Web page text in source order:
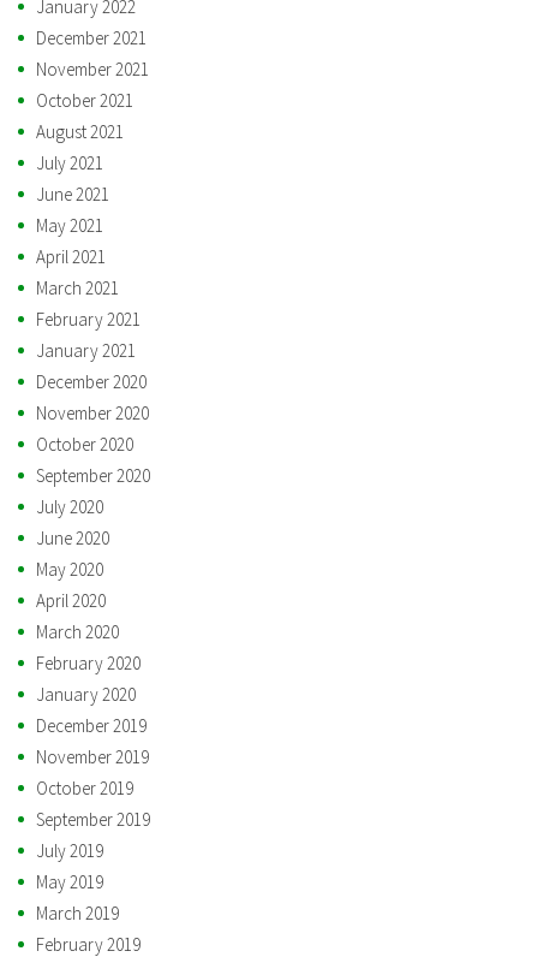
January 2022
December 2021
November 2021
October 2021
August 2021
July 2021
June 2021
May 2021
April 2021
March 2021
February 2021
January 2021
December 2020
November 2020
October 2020
September 2020
July 2020
June 2020
May 2020
April 2020
March 2020
February 2020
January 2020
December 2019
November 2019
October 2019
September 2019
July 2019
May 2019
March 2019
February 2019